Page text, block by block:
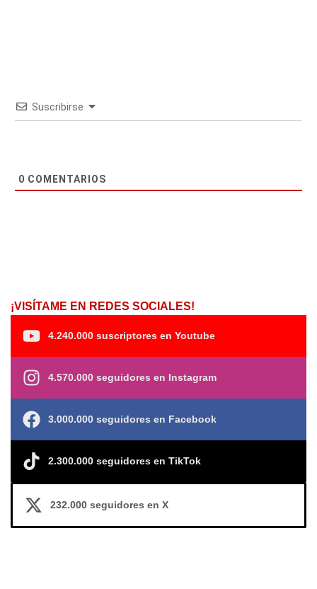
Suscribirse
0 COMENTARIOS
¡VISÍTAME EN REDES SOCIALES!
4.240.000 suscriptores en Youtube
4.570.000 seguidores en Instagram
3.000.000 seguidores en Facebook
2.300.000 seguidores en TikTok
232.000 seguidores en X